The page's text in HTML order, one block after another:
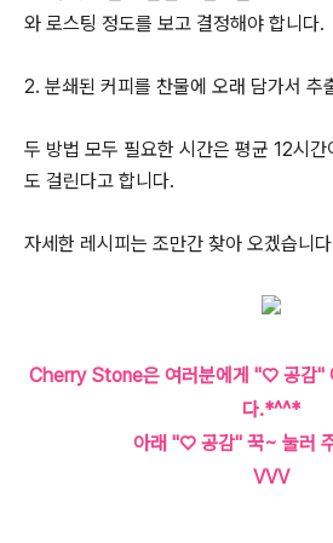
와 로스팅 정도를 보고 결정해야 합니다.
2. 분쇄된 커피를 찬물에 오래 담가서 추
두 방법 모두 필요한 시간은 평균 12시
도 걸린다고 합니다.
자세한 레시피는 조만간 찾아 오겠습니
Cherry Stone은 여러분에게 "♡ 공감"
다.*^^*
아래 "♡ 공감" 꾹~ 눌러
VVV